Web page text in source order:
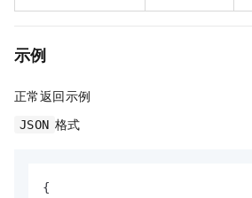
示例
正常返回示例
JSON 格式
{